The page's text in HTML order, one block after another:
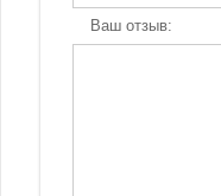
Ваш отзыв: